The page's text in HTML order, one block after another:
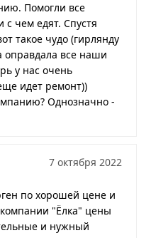
Помогли все
с чем едят. Спустя
такое чудо (гирлянду
оправдала все наши
у нас очень
идет ремонт))
Однозначно -
7 октября 2022
по хорошей цене и
"Ёлка" цены
и нужный